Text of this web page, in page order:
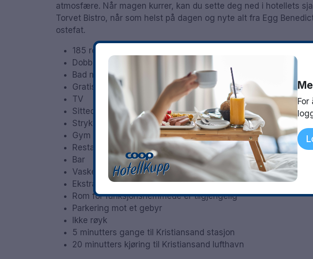
atmosfære. Når magen kurrer, kan du sette deg ned i hotellets
Torvet Bistro, når som helst på dagen og nyte alt fra Egg
ostefat.
185 rom
Dobbeltrom og familierom
Bad med dusj
Gratis wifi
TV
Sitteområde
Strykejern / strykebrett
Gym
Restaurant
Bar
Vaskeri
Ekstra seng mot et gebyr
Rom for funksjonshemmede er tilgjengelig
Parkering mot et gebyr
Ikke røyk
5 minutters gange til Kristiansand stasjon
20 minutters kjøring til Kristiansand lufthavn
For